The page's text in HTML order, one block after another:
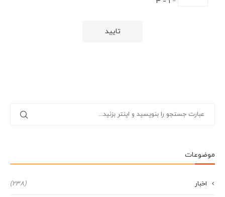
موضوعات
اخبار (238)